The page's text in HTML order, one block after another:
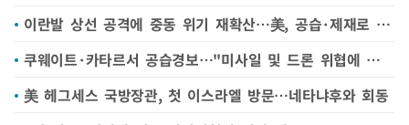
이란발 상선 공격에 중동 위기 재확산…美, 공습·제재로 맞대응(종합)
쿠웨이트·카타르서 공습경보…"미사일 및 드론 위협에 대응 중"
美 헤그세스 국방장관, 첫 이스라엘 방문…네타냐후와 회동